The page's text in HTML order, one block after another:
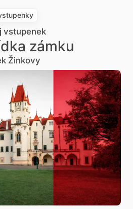
vstupenek
zámku
Žinkovy